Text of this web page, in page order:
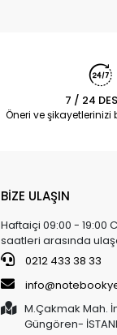
7 / 24
Öneri ve şikayetlerinizi
BİZE ULAŞIN
Haftaiçi 09:00 - 19:00
saatleri arasında
0212 433 38 33
M.Çakmak Mah.
Güngören-